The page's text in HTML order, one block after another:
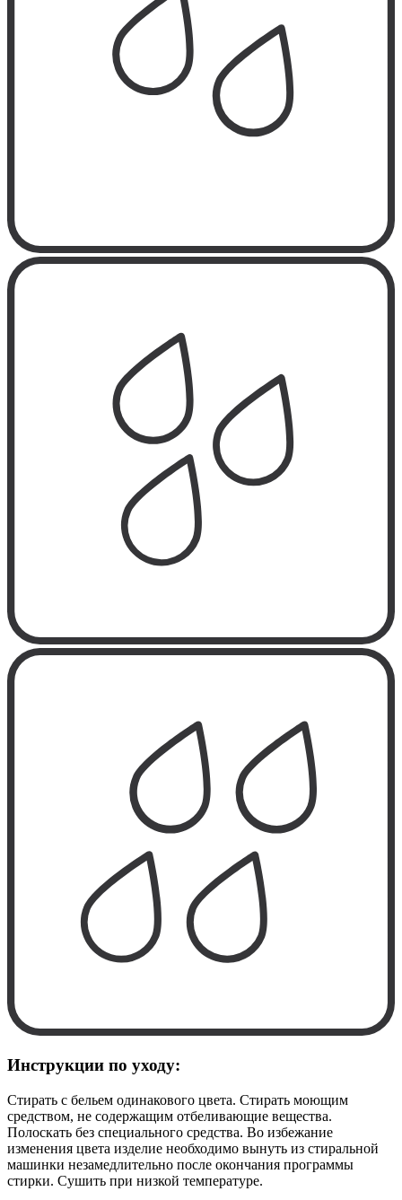
Инструкции по уходу:
Cтирать с бельем одинакового цвета. Стирать моющим
средством, не содержащим отбеливающие вещества.
Полоскать без специального средства. Во избежание
изменения цвета изделие необходимо вынуть из стиральной
машинки незамедлительно после окончания программы
стирки. Сушить при низкой температуре.